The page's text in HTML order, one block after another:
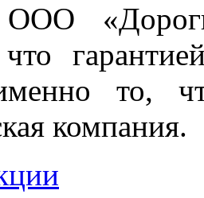
ООО
то,
компания.